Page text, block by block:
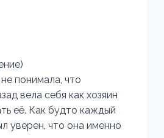
понимала, что
вела себя как хозяин
её. Как будто каждый
уверен, что она именно